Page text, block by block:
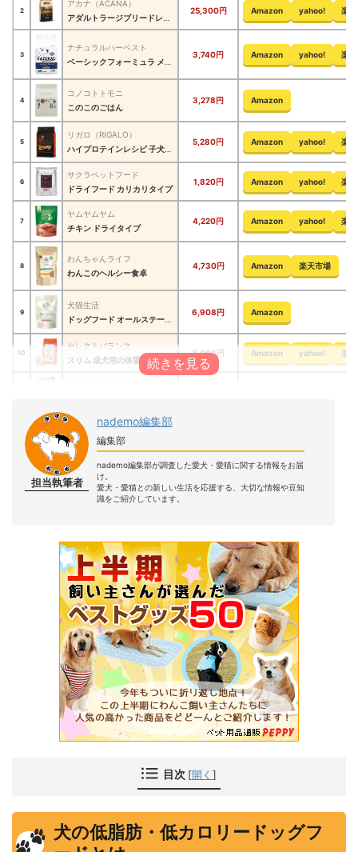
2
アカナ（ACANA）
アダルトラージブリードレシピ
25,300円 Amazon yahoo! 楽
3
ナチュラルハーベスト
ベーシックフォーミュラ メンテナンススモール ラム
3,740円 Amazon yahoo! 楽
4
コノコトトモニ
このこのごはん
3,278円 Amazon
5
リガロ（RIGALO）
ハイプロテインレシピ 子犬成犬用 ターキー
5,280円 Amazon yahoo! 楽
6
サクラペットフード
ドライフード カリカリタイプ
1,820円 Amazon yahoo! 楽
7
ヤムヤムヤム
チキン ドライタイプ
4,220円 Amazon yahoo! 楽
8
わんちゃんライフ
わんこのヘルシー食卓
4,730円 Amazon 楽天市場
9
犬猫生活
ドッグフード オールステージ 国産の天然鹿肉味
6,908円 Amazon
10
セレクトバランス
スリム 成犬用の体重管理用
5,060円 Amazon yahoo! 楽
ナチュラルバランス
ファットドッグス
ヒルズ
サイエンス・ダイエット 小型犬用 アダルトライト 1～6歳 肥満傾向の成犬用 チキン
ボッシュ
ハイプレミアム ドッグフード ライト
4,620円 Amazon
POCHI
ザ・ドッグフード ベーシック ラム
1,683円 Amazon
ライトハウス
ソルビダ グレインフリー チキン 室内飼育体重管理用
13,860円 Amazon
HEKA
グレインフリードッグフード サーモン&さつまいも
3,080円 Amazon
ウェルネス
担当執筆者
nademo編集部
編集部
nademo編集部が調査した愛犬・愛猫に関する情報をお届
け。
愛犬・愛猫との新しい生活を応援する、大切な情報や豆知
識をご紹介しています。
目次 [開く ]
犬の低脂肪・低カロリードッグフ